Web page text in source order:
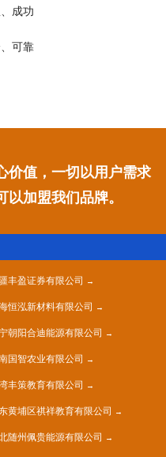
成功
可靠
价值，一切以用户需求
加盟我们品牌。
丰盈证券有限公司
恒泓新材料有限公司
朝阳合迪能源有限公司
国智农业有限公司
丰策教育有限公司
黄埔区祺祥教育有限公司
随州佩贵能源有限公司